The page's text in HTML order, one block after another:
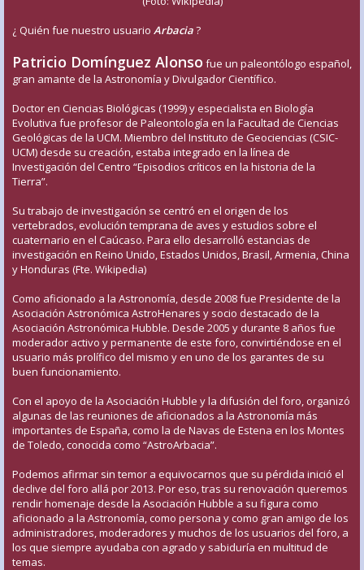
¿ Quién fue nuestro usuario Arbacia?
Patricio Domínguez Alonso fue un paleontólogo español,
gran amante de la Astronomía y Divulgador Científico.
Doctor en Ciencias Biológicas (1999) y especialista en Biología
Evolutiva fue profesor de Paleontología en la Facultad de Ciencias
Geológicas de la UCM. Miembro del Instituto de Geociencias (CSIC-
UCM) desde su creación, estaba integrado en la línea de
Investigación del Centro “Episodios críticos en la historia de la
Tierra”.
Su trabajo de investigación se centró en el origen de los
vertebrados, evolución temprana de aves y estudios sobre el
cuaternario en el Caúcaso. Para ello desarrolló estancias de
investigación en Reino Unido, Estados Unidos, Brasil, Armenia, China
y Honduras (Fte. Wikipedia)
Como aficionado a la Astronomía, desde 2008 fue Presidente de la
Asociación Astronómica AstroHenares y socio destacado de la
Asociación Astronómica Hubble. Desde 2005 y durante 8 años fue
moderador activo y permanente de este foro, convirtiéndose en el
usuario más prolífico del mismo y en uno de los garantes de su
buen funcionamiento.
Con el apoyo de la Asociación Hubble y la difusión del foro, organizó
algunas de las reuniones de aficionados a la Astronomía más
importantes de España, como la de Navas de Estena en los Montes
de Toledo, conocida como “AstroArbacia”.
Podemos afirmar sin temor a equivocarnos que su pérdida inició el
declive del foro allá por 2013. Por eso, tras su renovación queremos
rendir homenaje desde la Asociación Hubble a su figura como
aficionado a la Astronomía, como persona y como gran amigo de los
administradores, moderadores y muchos de los usuarios del foro, a
los que siempre ayudaba con agrado y sabiduría en multitud de
temas.